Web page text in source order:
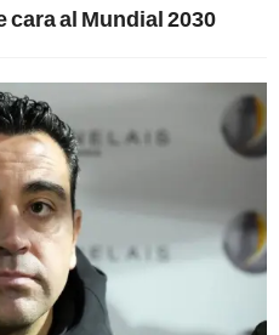
al Mundial 2030